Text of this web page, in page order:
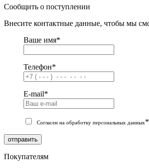
Сообщить о поступлении
Внесите контактные данные, чтобы мы
Ваше имя*
Телефон*
E-mail*
Согласен на обработку персональных данных*
отправить
Покупателям